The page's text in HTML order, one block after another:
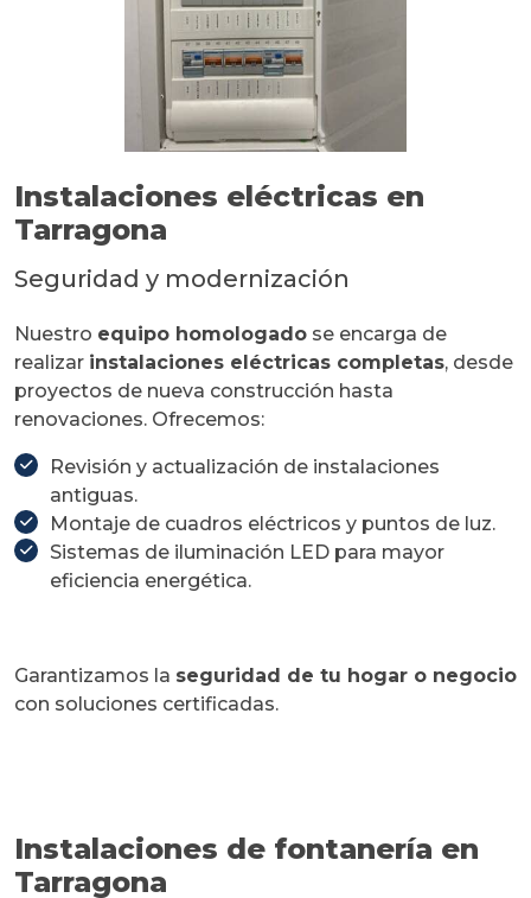
Instalaciones eléctricas en
Tarragona
Seguridad y modernización
Nuestro equipo homologado se encarga de
realizar instalaciones eléctricas completas, desde
proyectos de nueva construcción hasta
renovaciones. Ofrecemos:
Revisión y actualización de instalaciones
antiguas.
Montaje de cuadros eléctricos y puntos de luz.
Sistemas de iluminación LED para mayor
eficiencia energética.
Garantizamos la seguridad de tu hogar o negocio
con soluciones certificadas.
Instalaciones de fontanería en
Tarragona